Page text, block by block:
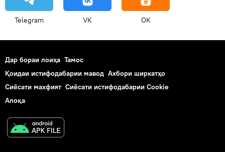
Telegram VK OK
Дар бораи лоиҳа Тамос
Қоидаи истифодабарии мавод Ахбори ширкатҳо
Сиёсати махфият Сиёсати истифодабарии Cookie
Алоқа